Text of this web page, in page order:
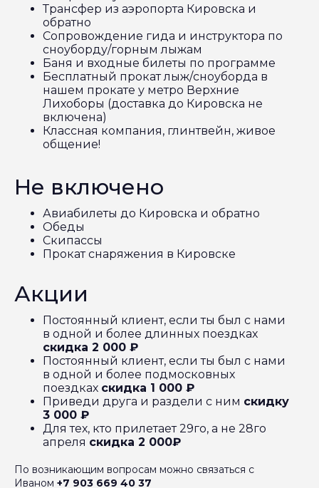
Трансфер из аэропорта Кировска и
обратно
Сопровождение гида и инструктора по
сноуборду/горным лыжам
Баня и входные билеты по программе
Бесплатный прокат лыж/сноуборда в
нашем прокате у метро Верхние
Лихоборы (доставка до Кировска не
включена)
Классная компания, глинтвейн, живое
общение!
Не включено
Авиабилеты до Кировска и обратно
Обеды
Скипассы
Прокат снаряжения в Кировске
Акции
Постоянный клиент, если ты был с нами
в одной и более длинных поездках
скидка 2 000 ₽
Постоянный клиент, если ты был с нами
в одной и более подмосковных
поездках скидка 1 000 ₽
Приведи друга и раздели с ним скидку
3 000 ₽
Для тех, кто прилетает 29го, а не 28го
апреля скидка 2 000₽
По возникающим вопросам можно связаться с
Иваном +7 903 669 40 37